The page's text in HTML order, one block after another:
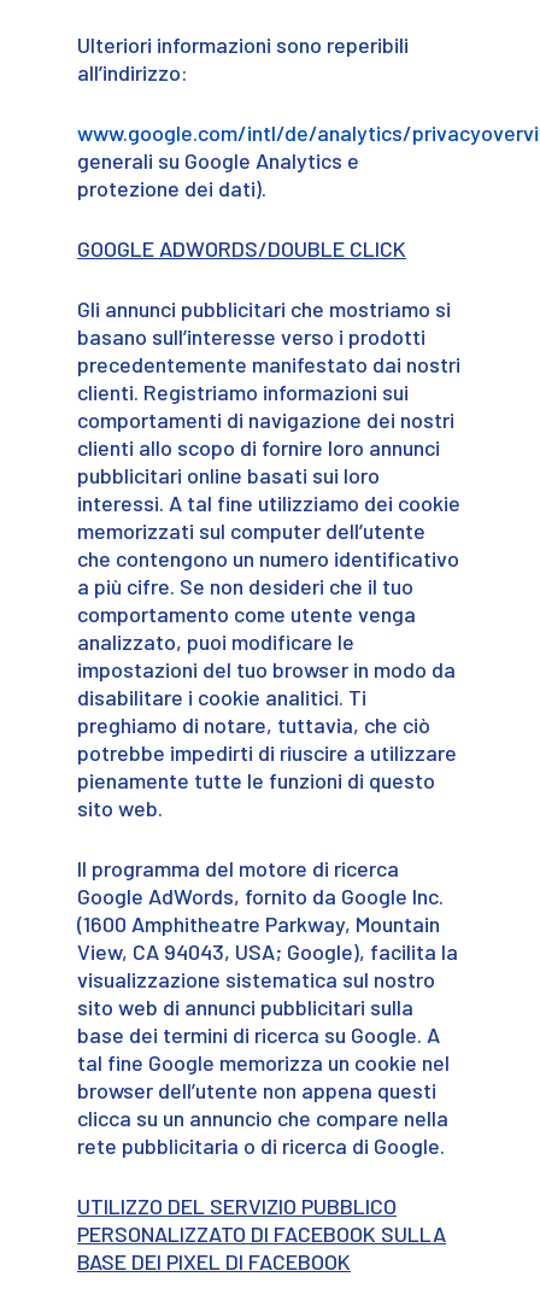
Ulteriori informazioni sono reperibili
all’indirizzo:
www.google.com/intl/de/analytics/
generali su Google Analytics e
protezione dei dati).
GOOGLE ADWORDS/DOUBLE CLICK
Gli annunci pubblicitari che mostriamo si
basano sull’interesse verso i prodotti
precedentemente manifestato dai nostri
clienti. Registriamo informazioni sui
comportamenti di navigazione dei nostri
clienti allo scopo di fornire loro annunci
pubblicitari online basati sui loro
interessi. A tal fine utilizziamo dei cookie
memorizzati sul computer dell’utente
che contengono un numero identificativo
a più cifre. Se non desideri che il tuo
comportamento come utente venga
analizzato, puoi modificare le
impostazioni del tuo browser in modo da
disabilitare i cookie analitici. Ti
preghiamo di notare, tuttavia, che ciò
potrebbe impedirti di riuscire a utilizzare
pienamente tutte le funzioni di questo
sito web.
Il programma del motore di ricerca
Google AdWords, fornito da Google Inc.
(1600 Amphitheatre Parkway, Mountain
View, CA 94043, USA; Google), facilita la
visualizzazione sistematica sul nostro
sito web di annunci pubblicitari sulla
base dei termini di ricerca su Google. A
tal fine Google memorizza un cookie nel
browser dell’utente non appena questi
clicca su un annuncio che compare nella
rete pubblicitaria o di ricerca di Google.
UTILIZZO DEL SERVIZIO PUBBLICO
PERSONALIZZATO DI FACEBOOK SULLA
BASE DEI PIXEL DI FACEBOOK